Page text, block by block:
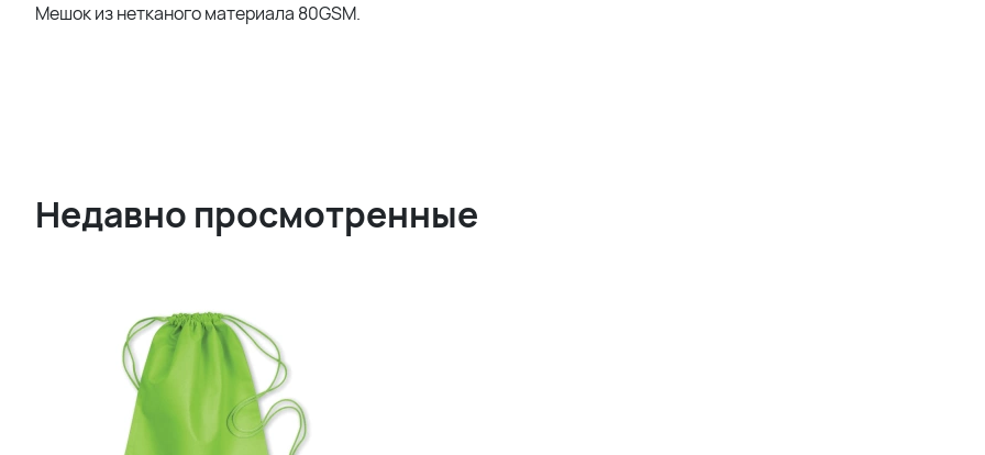
Мешок из нетканого материала 80GSM.
Недавно просмотренные